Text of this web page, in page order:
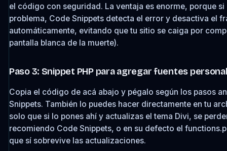
el código con seguridad. La ventaja es enorme, porque si
problema, Code Snippets detecta el error y desactiva el
automáticamente, evitando que tu sitio se caiga por
pantalla blanca de la muerte).
Paso 3: Snippet PHP para agregar fuentes
Copia el código de acá abajo y pégalo según los pasos
Snippets. También lo puedes hacer directamente en tu
solo que si lo pones ahí y actualizas el tema Divi, se
recomiendo Code Snippets, o en su defecto el
que sí sobrevive las actualizaciones.